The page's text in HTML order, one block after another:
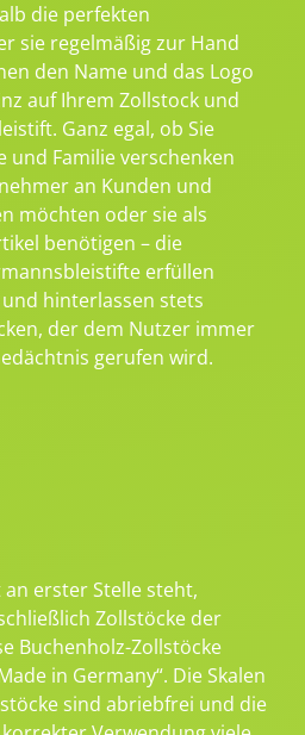
die perfekten
sie regelmäßig zur Hand
den Name und das Logo
auf Ihrem Zollstock und
Ganz egal, ob Sie
und Familie verschenken
an Kunden und
möchten oder sie als
benötigen – die
erfüllen
hinterlassen stets
der dem Nutzer immer
gerufen wird.
erster Stelle steht,
Zollstöcke der
Buchenholz-Zollstöcke
in Germany“. Die Skalen
sind abriebfrei und die